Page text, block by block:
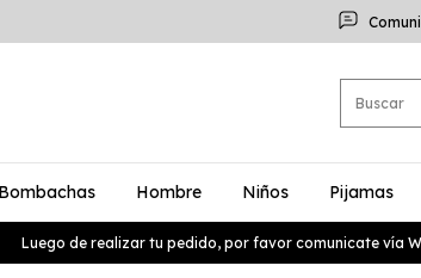
Bombachas Hombre Niños Pijamas
Luego de realizar tu pedido, por favor comunicate vía